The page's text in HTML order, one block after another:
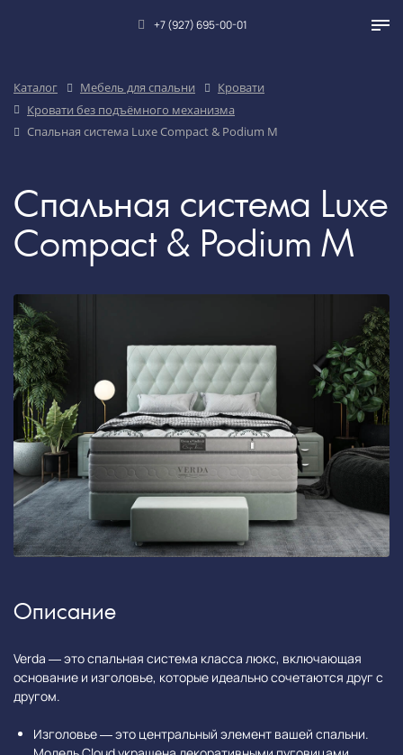
+7 (927) 695-00-01
Каталог Мебель для спальни
Кровати
Кровати без подъёмного механизма
Спальная система Luxe Compact & Podium M
Спальная система Luxe
Compact & Podium M
Описание
Verda — это спальная система класса люкс, включающая
основание и изголовье, которые идеально сочетаются друг с
другом.
Изголовье — это центральный элемент вашей спальни.